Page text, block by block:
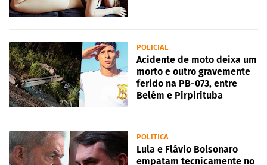
POLICIAL
Acidente de moto deixa um
morto e outro gravemente
ferido na PB-073, entre
Belém e Pirpirituba
POLITICA
Lula e Flávio Bolsonaro
empatam tecnicamente no